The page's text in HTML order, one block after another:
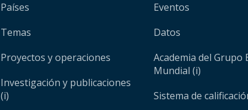
Países
Temas
Proyectos y operaciones
Investigación y publicaciones
(i)
Eventos
Datos
Academia del Grupo
Mundial (i)
Sistema de